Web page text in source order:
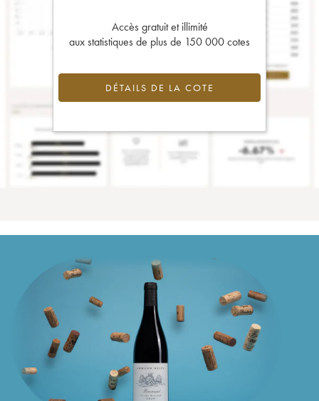
Accès gratuit et illimité
aux statistiques de plus de 150 000 cotes
DÉTAILS DE LA COTE